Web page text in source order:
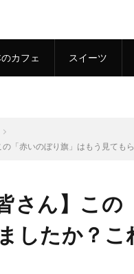
カフェ スイーツ
の「赤いのぼり旗」はもう見て
さん】こ
したか？